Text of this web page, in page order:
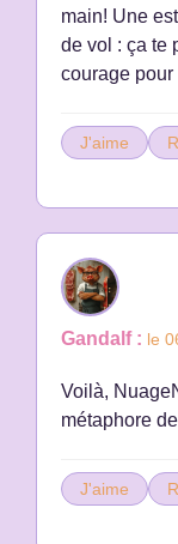
main! Une
de vol : ça te
courage pour
J'aime
Gandalf : le
Voilà,
métaphore
J'aime